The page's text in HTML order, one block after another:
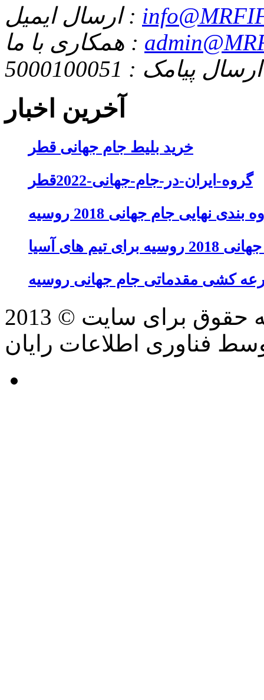
ارسال ایمیل :
همکاری با ما :
ارسال پیامک : 5000100051
آخرین اخبار
خرید بلیط جام جهانی قطر
گروه-ایران-در-جام-جهانی-2022قطر
بندی نهایی جام جهانی 2018 روسیه
های آسیا
کشی مقدماتی جام جهانی روسیه
فناوری اطلاعات رایان